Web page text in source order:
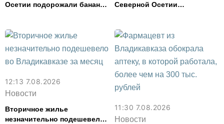
Осетии подорожали бананы
картофель
Северной Осетии
смыслов»
12:13 7.08.2026
Новости
Вторичное жилье
незначительно подешевело
11:30 7.08.2026
Новости